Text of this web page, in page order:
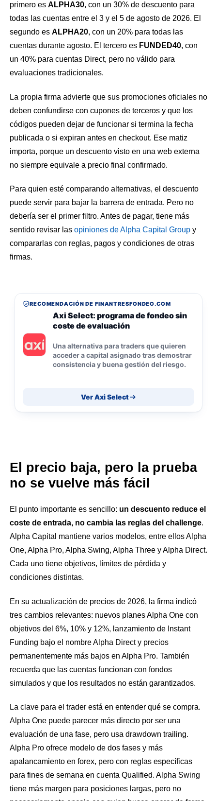
primero es ALPHA30, con un 30% de descuento para
todas las cuentas entre el 3 y el 5 de agosto de 2026. El
segundo es ALPHA20, con un 20% para todas las
cuentas durante agosto. El tercero es FUNDED40, con
un 40% para cuentas Direct, pero no válido para
evaluaciones tradicionales.
La propia firma advierte que sus promociones oficiales no
deben confundirse con cupones de terceros y que los
códigos pueden dejar de funcionar si termina la fecha
publicada o si expiran antes en checkout. Ese matiz
importa, porque un descuento visto en una web externa
no siempre equivale a precio final confirmado.
Para quien esté comparando alternativas, el descuento
puede servir para bajar la barrera de entrada. Pero no
debería ser el primer filtro. Antes de pagar, tiene más
sentido revisar las opiniones de Alpha Capital Group y
compararlas con reglas, pagos y condiciones de otras
firmas.
RECOMENDACIÓN DE FINANTRESFONDEO.COM
Axi Select: programa de fondeo sin
coste de evaluación
Una alternativa para traders que quieren
acceder a capital asignado tras demostrar
consistencia y buena gestión del riesgo.
Ver Axi Select
El precio baja, pero la prueba
no se vuelve más fácil
El punto importante es sencillo: un descuento reduce el
coste de entrada, no cambia las reglas del challenge.
Alpha Capital mantiene varios modelos, entre ellos Alpha
One, Alpha Pro, Alpha Swing, Alpha Three y Alpha Direct.
Cada uno tiene objetivos, límites de pérdida y
condiciones distintas.
En su actualización de precios de 2026, la firma indicó
tres cambios relevantes: nuevos planes Alpha One con
objetivos del 6%, 10% y 12%, lanzamiento de Instant
Funding bajo el nombre Alpha Direct y precios
permanentemente más bajos en Alpha Pro. También
recuerda que las cuentas funcionan con fondos
simulados y que los resultados no están garantizados.
La clave para el trader está en entender qué se compra.
Alpha One puede parecer más directo por ser una
evaluación de una fase, pero usa drawdown trailing.
Alpha Pro ofrece modelo de dos fases y más
apalancamiento en forex, pero con reglas específicas
para fines de semana en cuenta Qualified. Alpha Swing
tiene más margen para posiciones largas, pero no